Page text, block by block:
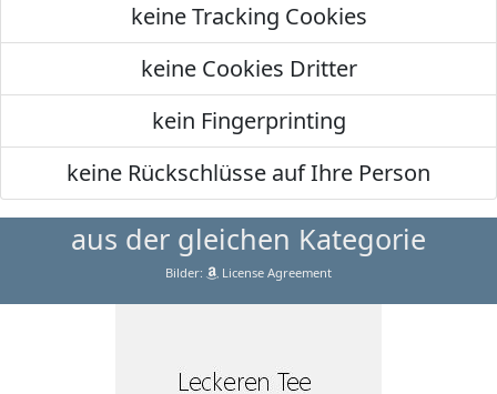
keine Tracking Cookies
keine Cookies Dritter
kein Fingerprinting
keine Rückschlüsse auf Ihre Person
aus der gleichen Kategorie
Bilder: License Agreement